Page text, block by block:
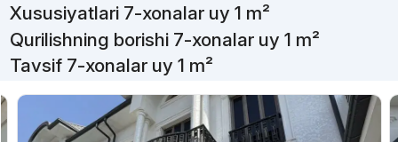
Xususiyatlari 7-xonalar uy 1 m²
Qurilishning borishi 7-xonalar uy 1 m²
Tavsif 7-xonalar uy 1 m²